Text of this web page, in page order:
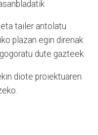
tailer antolatu
plazan egin direnak
dute gazteek.
diote proiektuaren